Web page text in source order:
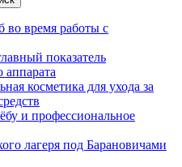
во время работы с
показатель
аппарата
косметика для ухода за
и профессиональное
лагеря под Барановичами